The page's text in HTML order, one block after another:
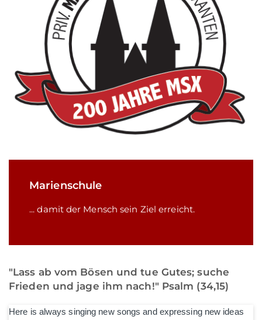
Marienschule
... damit der Mensch sein Ziel erreicht.
"Lass ab vom Bösen und tue Gutes; suche
Frieden und jage ihm nach!" Psalm (34,15)
Here is always singing new songs and expressing new ideas